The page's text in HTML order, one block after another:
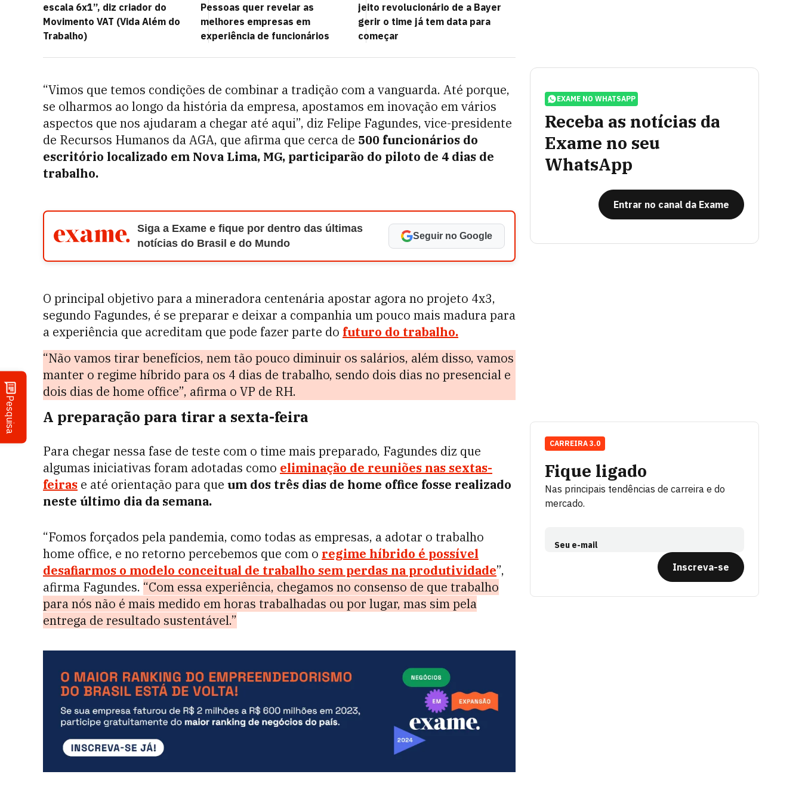
Pesquisa
escala 6x1”, diz criador do
Movimento VAT (Vida Além do
Trabalho)
Pessoas quer revelar as
melhores empresas em
experiência de funcionários
jeito revolucionário de a Bayer
gerir o time já tem data para
começar
“Vimos que temos condições de combinar a tradição com a vanguarda. Até porque,
se olharmos ao longo da história da empresa, apostamos em inovação em vários
aspectos que nos ajudaram a chegar até aqui”, diz Felipe Fagundes, vice-presidente
de Recursos Humanos da AGA, que afirma que cerca de 500 funcionários do
escritório localizado em Nova Lima, MG, participarão do piloto de 4 dias de
trabalho.
Siga a Exame e fique por dentro das últimas
notícias do Brasil e do Mundo
Seguir no Google
O principal objetivo para a mineradora centenária apostar agora no projeto 4x3,
segundo Fagundes, é se preparar e deixar a companhia um pouco mais madura para
a experiência que acreditam que pode fazer parte do futuro do trabalho.
“Não vamos tirar benefícios, nem tão pouco diminuir os salários, além disso, vamos
manter o regime híbrido para os 4 dias de trabalho, sendo dois dias no presencial e
dois dias de home office”, afirma o VP de RH.
A preparação para tirar a sexta-feira
Para chegar nessa fase de teste com o time mais preparado, Fagundes diz que
algumas iniciativas foram adotadas como eliminação de reuniões nas sextas-
feiras e até orientação para que um dos três dias de home office fosse realizado
neste último dia da semana.
“Fomos forçados pela pandemia, como todas as empresas, a adotar o trabalho
home office, e no retorno percebemos que com o regime híbrido é possível
desafiarmos o modelo conceitual de trabalho sem perdas na produtividade”,
afirma Fagundes. “Com essa experiência, chegamos no consenso de que trabalho
para nós não é mais medido em horas trabalhadas ou por lugar, mas sim pela
entrega de resultado sustentável.”
EXAME NO WHATSAPP
Receba as notícias da
Exame no seu
WhatsApp
Entrar no canal da Exame
Fique ligado
Nas principais tendências de carreira e do
mercado.
Seu e-mail
Inscreva-se
CARREIRA 3.0